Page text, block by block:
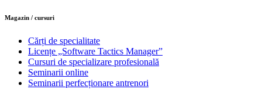
Magazin / cursuri
Cărți de specialitate
Licențe „Software Tactics Manager”
Cursuri de specializare profesională
Seminarii online
Seminarii perfecționare antrenori